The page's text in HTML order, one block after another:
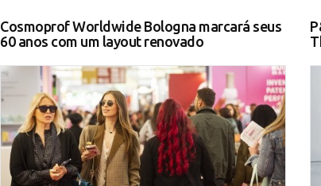
Cosmoprof Worldwide Bologna marcará seus
60 anos com um layout renovado